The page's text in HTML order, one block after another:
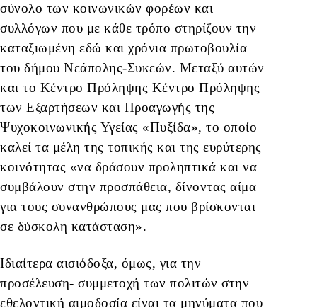
σύνολο των κοινωνικών φορέων και
συλλόγων που με κάθε τρόπο στηρίζουν την
καταξιωμένη εδώ και χρόνια πρωτοβουλία
του δήμου Νεάπολης-Συκεών. Μεταξύ αυτών
και το Κέντρο Πρόληψης Κέντρο Πρόληψης
των Εξαρτήσεων και Προαγωγής της
Ψυχοκοινωνικής Υγείας «Πυξίδα», το οποίο
καλεί τα μέλη της τοπικής και της ευρύτερης
κοινότητας «να δράσουν προληπτικά και να
συμβάλουν στην προσπάθεια, δίνοντας αίμα
για τους συνανθρώπους μας που βρίσκονται
σε δύσκολη κατάσταση».
Ιδιαίτερα αισιόδοξα, όμως, για την
προσέλευση- συμμετοχή των πολιτών στην
εθελοντική αιμοδοσία είναι τα μηνύματα που